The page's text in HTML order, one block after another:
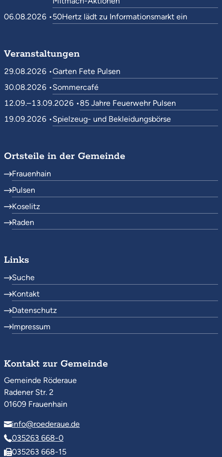
06.08.2026 •50Hertz lädt zu Informationsmarkt ein
Veranstaltungen
29.08.2026 •Garten Fete Pulsen
30.08.2026 •Sommercafé
12.09.–13.09.2026 •85 Jahre Feuerwehr Pulsen
19.09.2026 •Spielzeug- und Bekleidungsbörse
Ortsteile in der Gemeinde
Frauenhain
Pulsen
Koselitz
Raden
Links
Suche
Kontakt
Datenschutz
Impressum
Kontakt zur Gemeinde
Gemeinde Röderaue
Radener Str. 2
01609 Frauenhain
info@roederaue.de
035263 668-0
035263 668-15